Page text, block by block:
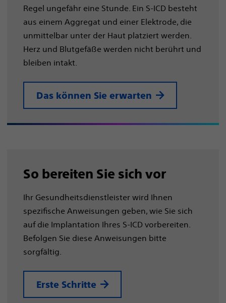
Regel ungefähr eine Stunde. Ein S-ICD besteht
aus einem Aggregat und einer Elektrode, die
unmittelbar unter der Haut platziert werden.
Herz und Blutgefäße werden nicht berührt und
bleiben intakt.
Das können Sie erwarten
So bereiten Sie sich vor
Ihr Gesundheitsdienstleister wird Ihnen
spezifische Anweisungen geben, wie Sie sich
auf die Implantation Ihres S-ICD vorbereiten.
Befolgen Sie diese Anweisungen bitte
sorgfältig.
Erste Schritte